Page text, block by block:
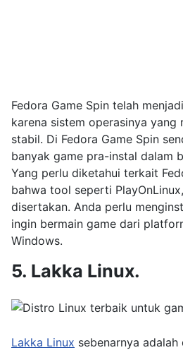
Fedora Game Spin telah
karena sistem operasinya yang
stabil. Di Fedora Game Spin
banyak game pra-instal dalam
Yang perlu diketahui terkait
bahwa tool seperti
disertakan. Anda perlu
ingin bermain game dari
Windows.
5. Lakka Linux.
Lakka Linux sebenarnya